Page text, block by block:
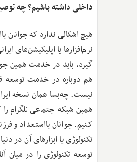
داخلی داشته باشیم؟ چه
هیچ اشکالی ندارد که جوانان
نرم‌افزارها یا
گیرد، باید در خدمت همین
هم دوباره در خدمت توسعه
نیست. چه‌بسا همان نسخه
همین شبکه اجتماعی تلگرام
کنیم. جوانان بااستعداد و
تکنولوژی یا ابزارهای آن در
توسعه تکنولوژی را در میان